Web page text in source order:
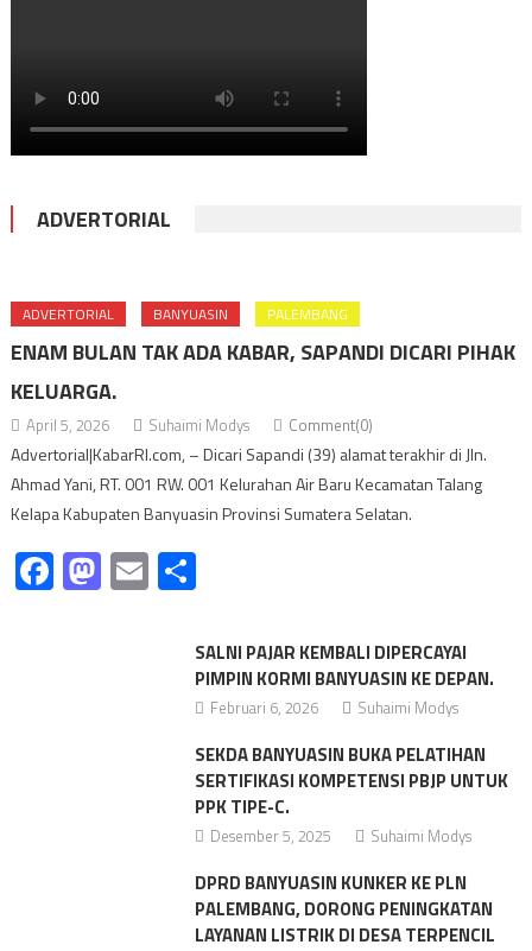
ADVERTORIAL
ADVERTORIAL BANYUASIN PALEMBANG
ENAM BULAN TAK ADA KABAR, SAPANDI DICARI PIHAK
KELUARGA.
April 5, 2026 Suhaimi Modys Comment(0)
Advertorial|KabarRI.com, – Dicari Sapandi (39) alamat terakhir di Jln.
Ahmad Yani, RT. 001 RW. 001 Kelurahan Air Baru Kecamatan Talang
Kelapa Kabupaten Banyuasin Provinsi Sumatera Selatan.
Facebook
Mastodon
EmailShare
SALNI PAJAR KEMBALI DIPERCAYAI
PIMPIN KORMI BANYUASIN KE DEPAN.
Februari 6, 2026 Suhaimi Modys
SEKDA BANYUASIN BUKA PELATIHAN
SERTIFIKASI KOMPETENSI PBJP UNTUK
PPK TIPE-C.
Desember 5, 2025 Suhaimi Modys
DPRD BANYUASIN KUNKER KE PLN
PALEMBANG, DORONG PENINGKATAN
LAYANAN LISTRIK DI DESA TERPENCIL